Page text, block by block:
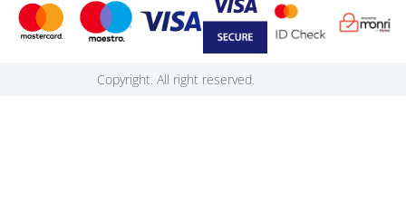
Copyright. All right reserved.